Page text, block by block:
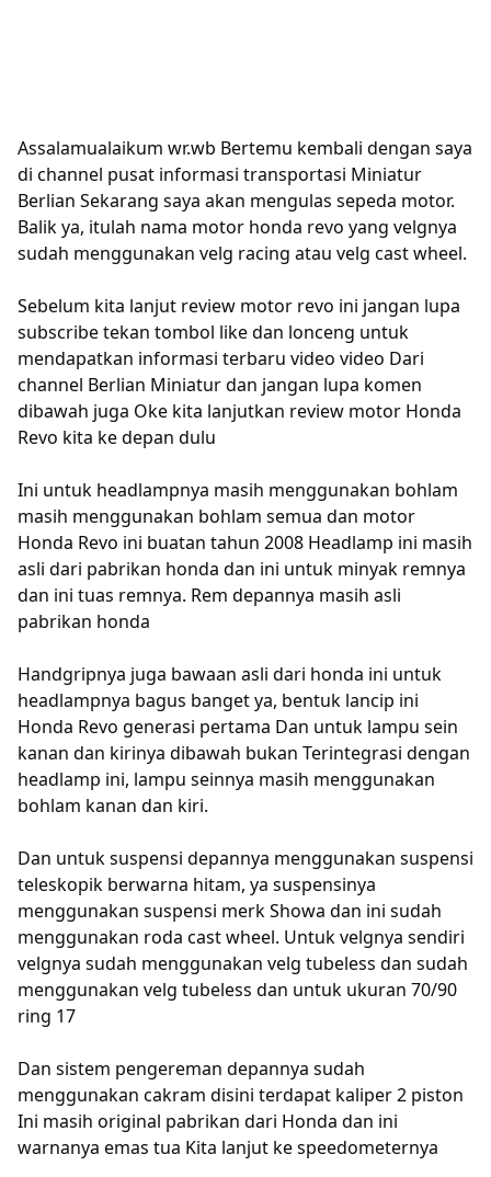
Assalamualaikum wr.wb Bertemu kembali dengan saya
di channel pusat informasi transportasi Miniatur
Berlian Sekarang saya akan mengulas sepeda motor.
Balik ya, itulah nama motor honda revo yang velgnya
sudah menggunakan velg racing atau velg cast wheel.
Sebelum kita lanjut review motor revo ini jangan lupa
subscribe tekan tombol like dan lonceng untuk
mendapatkan informasi terbaru video video Dari
channel Berlian Miniatur dan jangan lupa komen
dibawah juga Oke kita lanjutkan review motor Honda
Revo kita ke depan dulu
Ini untuk headlampnya masih menggunakan bohlam
masih menggunakan bohlam semua dan motor
Honda Revo ini buatan tahun 2008 Headlamp ini masih
asli dari pabrikan honda dan ini untuk minyak remnya
dan ini tuas remnya. Rem depannya masih asli
pabrikan honda
Handgripnya juga bawaan asli dari honda ini untuk
headlampnya bagus banget ya, bentuk lancip ini
Honda Revo generasi pertama Dan untuk lampu sein
kanan dan kirinya dibawah bukan Terintegrasi dengan
headlamp ini, lampu seinnya masih menggunakan
bohlam kanan dan kiri.
Dan untuk suspensi depannya menggunakan suspensi
teleskopik berwarna hitam, ya suspensinya
menggunakan suspensi merk Showa dan ini sudah
menggunakan roda cast wheel. Untuk velgnya sendiri
velgnya sudah menggunakan velg tubeless dan sudah
menggunakan velg tubeless dan untuk ukuran 70/90
ring 17
Dan sistem pengereman depannya sudah
menggunakan cakram disini terdapat kaliper 2 piston
Ini masih original pabrikan dari Honda dan ini
warnanya emas tua Kita lanjut ke speedometernya